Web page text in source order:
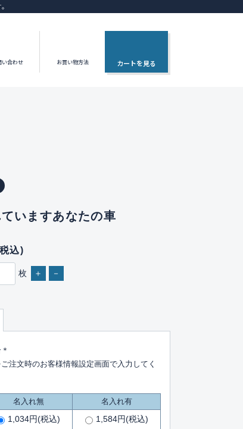
い合わせ お買い物方法 カートを見る
いますあなたの車
込)
枚 ＋ －
注文時のお客様情報設定画面で入力してく
名入れ無 名入れ有
1,034円(税込) 1,584円(税込)